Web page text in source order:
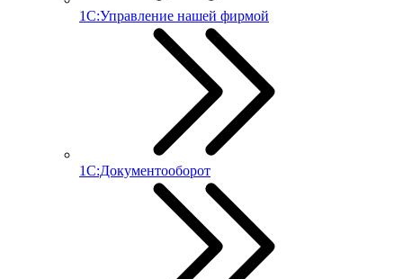
1С:Управление нашей фирмой
1С:Документооборот